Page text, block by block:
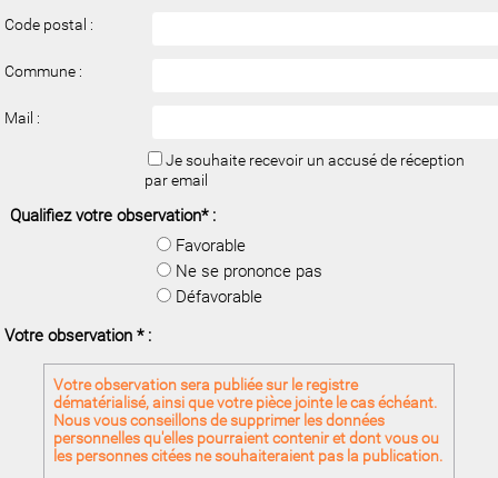
Code postal :
Commune :
Mail :
Je souhaite recevoir un accusé de réception
par email
Qualifiez votre observation*:
Favorable
Ne se prononce pas
Défavorable
Votre observation*:
Votre observation sera publiée sur le registre
dématérialisé, ainsi que votre pièce jointe le cas échéant.
Nous vous conseillons de supprimer les données
personnelles qu'elles pourraient contenir et dont vous ou
les personnes citées ne souhaiteraient pas la publication.